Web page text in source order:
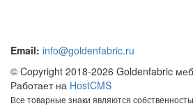
Email: info@goldenfabric.ru
© Copyright 2018-2026 Goldenfabric
Работает на HostCMS
Все товарные знаки являются